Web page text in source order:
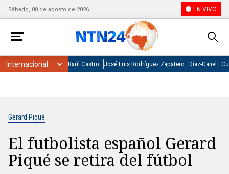
Sábado, 08 de agosto de 2026 EN VIVO
Raúl Castro José Luis Rodríguez Zapatero Díaz-Canel
Gerard Piqué
El futbolista español Gerard
Piqué se retira del fútbol